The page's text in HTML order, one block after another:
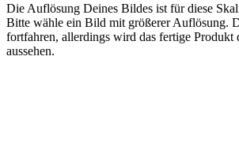
Die Auflösung Deines Bildes ist für diese
Bitte wähle ein Bild mit größerer Auflösung.
fortfahren, allerdings wird das fertige Produkt
aussehen.